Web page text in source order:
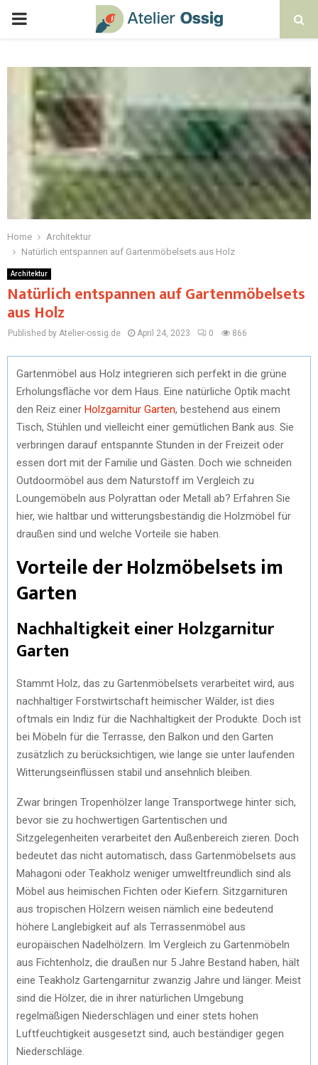
Home
Architektur
Natürlich entspannen auf Gartenmöbelsets aus Holz
Architektur
Natürlich entspannen auf Gartenmöbelsets
aus Holz
Published by Atelier-ossig.de April 24, 2023 0 866
Gartenmöbel aus Holz integrieren sich perfekt in die grüne
Erholungsfläche vor dem Haus. Eine natürliche Optik macht
den Reiz einer Holzgarnitur Garten, bestehend aus einem
Tisch, Stühlen und vielleicht einer gemütlichen Bank aus. Sie
verbringen darauf entspannte Stunden in der Freizeit oder
essen dort mit der Familie und Gästen. Doch wie schneiden
Outdoormöbel aus dem Naturstoff im Vergleich zu
Loungemöbeln aus Polyrattan oder Metall ab? Erfahren Sie
hier, wie haltbar und witterungsbeständig die Holzmöbel für
draußen sind und welche Vorteile sie haben.
Vorteile der Holzmöbelsets im
Garten
Nachhaltigkeit einer Holzgarnitur
Garten
Stammt Holz, das zu Gartenmöbelsets verarbeitet wird, aus
nachhaltiger Forstwirtschaft heimischer Wälder, ist dies
oftmals ein Indiz für die Nachhaltigkeit der Produkte. Doch ist
bei Möbeln für die Terrasse, den Balkon und den Garten
zusätzlich zu berücksichtigen, wie lange sie unter laufenden
Witterungseinflüssen stabil und ansehnlich bleiben.
Zwar bringen Tropenhölzer lange Transportwege hinter sich,
bevor sie zu hochwertigen Gartentischen und
Sitzgelegenheiten verarbeitet den Außenbereich zieren. Doch
bedeutet das nicht automatisch, dass Gartenmöbelsets aus
Mahagoni oder Teakholz weniger umweltfreundlich sind als
Möbel aus heimischen Fichten oder Kiefern. Sitzgarnituren
aus tropischen Hölzern weisen nämlich eine bedeutend
höhere Langlebigkeit auf als Terrassenmöbel aus
europäischen Nadelhölzern. Im Vergleich zu Gartenmöbeln
aus Fichtenholz, die draußen nur 5 Jahre Bestand haben, hält
eine Teakholz Gartengarnitur zwanzig Jahre und länger. Meist
sind die Hölzer, die in ihrer natürlichen Umgebung
regelmäßigen Niederschlägen und einer stets hohen
Luftfeuchtigkeit ausgesetzt sind, auch beständiger gegen
Niederschläge.